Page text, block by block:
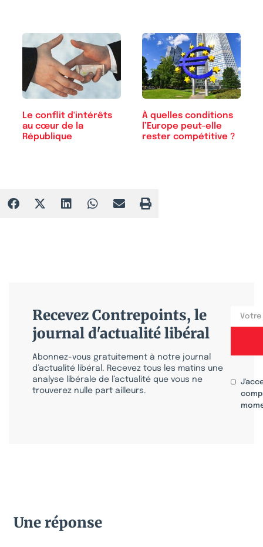
Le conflit d'intérêts
au cœur de la
République
À quelles conditions
l’Europe peut-elle
rester compétitive ?
Recevez Contrepoints, le
journal d'actualité libéral
Abonnez-vous gratuitement à notre journal
d’actualité libéral. Recevez tous les matins une
analyse libérale de l’actualité que vous ne
trouverez nulle part ailleurs.
Une réponse